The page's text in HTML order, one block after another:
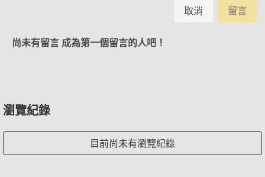
取消 留言
尚未有留言 成為第一個留言的人吧！
瀏覽紀錄
目前尚未有瀏覽紀錄